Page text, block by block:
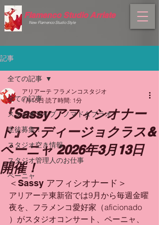
Flamenco Studio Arriate
New Flamenco Studio Style
記事
全ての記事
スタジオライブ・ノマドタブラオ
生徒募集！
スタジオ空き情報
スタジオ管理人のお仕事
ペーニャ
全ての記事
『Sassy アフィシオナー
ド』ヌディージョクラス&
ペーニャ 2026年3月13日
開催！
アリアーテ フラメンコスタジオ
1月15日 読了時間: 1分
＜Sassy アフィシオナード＞
アリアーテ東新宿では9月から毎週金曜
夜を、フラメンコ愛好家（aficionado
）がスタジオコンサート、ペーニャ、